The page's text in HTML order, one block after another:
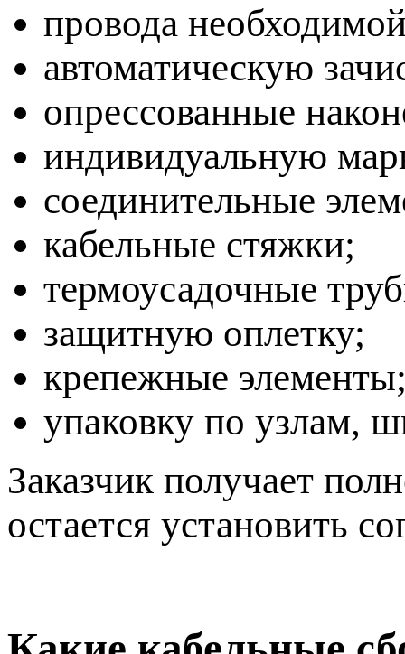
провода
автоматическую
опрессованные
индивидуальную
соединительные
кабельные стяжки;
термоусадочные
защитную оплетку;
крепежные
упаковку по узлам,
Заказчик получает
остается установить